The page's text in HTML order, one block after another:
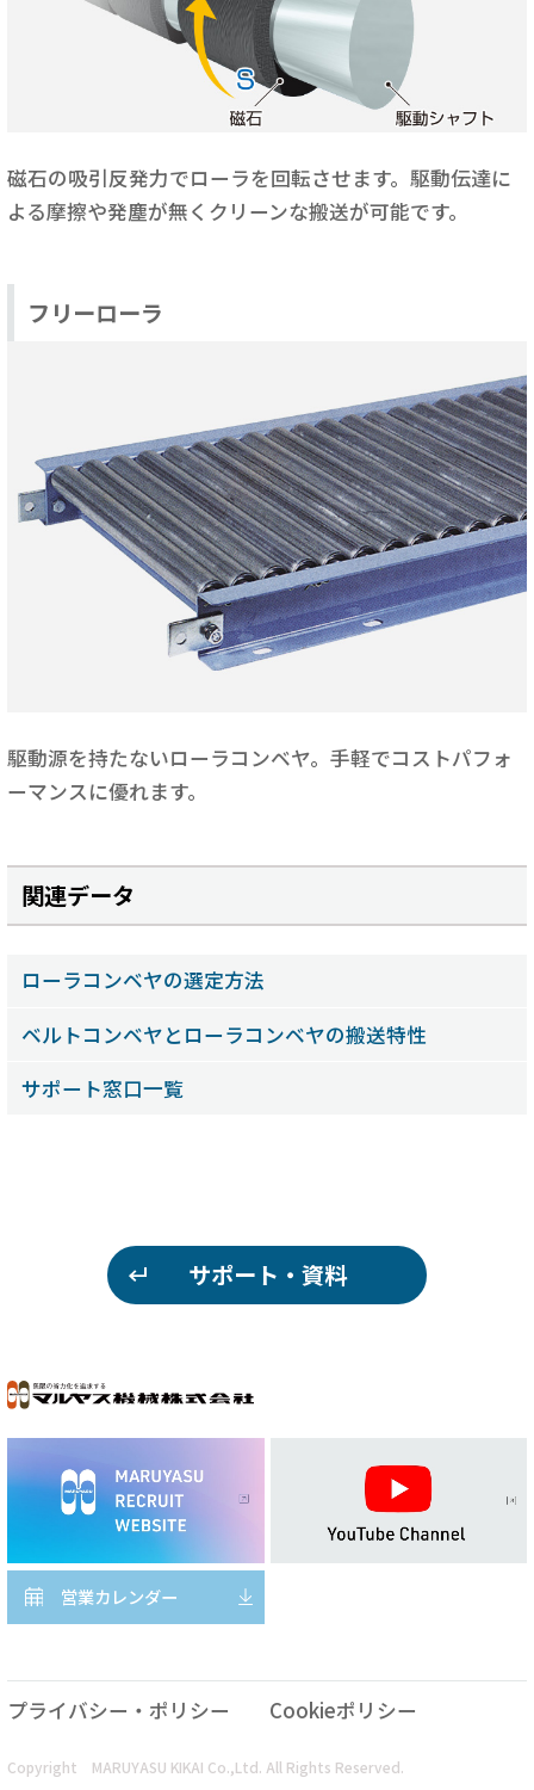
磁石の吸引反発力でローラを回転させます。駆動伝達に
よる摩擦や発塵が無くクリーンな搬送が可能です。
フリーローラ
駆動源を持たないローラコンベヤ。手軽でコストパフォ
ーマンスに優れます。
関連データ
ローラコンベヤの選定方法
ベルトコンベヤとローラコンベヤの搬送特性
サポート窓口一覧
サポート・資料
営業カレンダー
プライバシー・ポリシー Cookieポリシー
Copyright MARUYASU KIKAI Co.,Ltd. All Rights Reserved.